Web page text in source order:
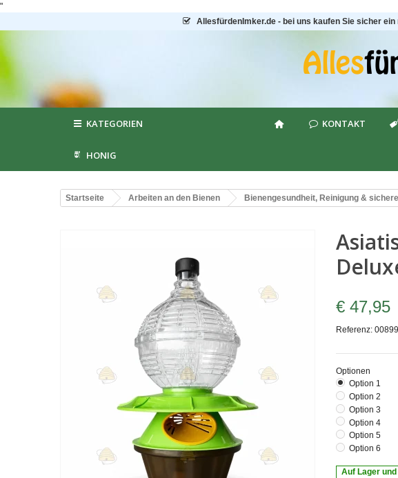
"
AllesfürdenImker.de - bei uns kaufen Sie sicher
KATEGORIEN KONTAKT
HONIG
Startseite Arbeiten an den Bienen Bienengesundheit, Reinigung &
€ 47,95
Referenz:
Optionen
Option 1
Option 2
Option 3
Option 4
Option 5
Option 6
Auf Lager